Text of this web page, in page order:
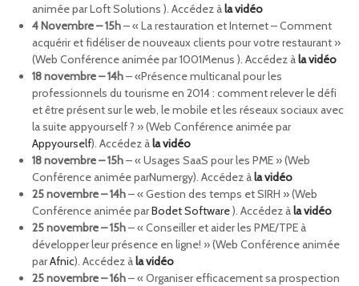
animée par Loft Solutions ). Accédez àla vidéo
4 Novembre – 15h– « La restauration et Internet – Comment
acquérir et fidéliser de nouveaux clients pour votre restaurant »
(Web Conférence animée par 1001Menus ). Accédez àla vidéo
18 novembre – 14h– «Présence multicanal pour les
professionnels du tourisme en 2014 : comment relever le défi
et être présent sur le web, le mobile et les réseaux sociaux avec
la suite appyourself ? » (Web Conférence animée par
Appyourself). Accédez àla vidéo
18 novembre – 15h– « Usages SaaS pour les PME » (Web
Conférence animée parNumergy). Accédez àla vidéo
25 novembre – 14h– « Gestion des temps et SIRH » (Web
Conférence animée parBodet Software). Accédez àla vidéo
25 novembre – 15h– « Conseiller et aider les PME/TPE à
développer leur présence en ligne! » (Web Conférence animée
parAfnic). Accédez àla vidéo
25 novembre – 16h– « Organiser efficacement sa prospection